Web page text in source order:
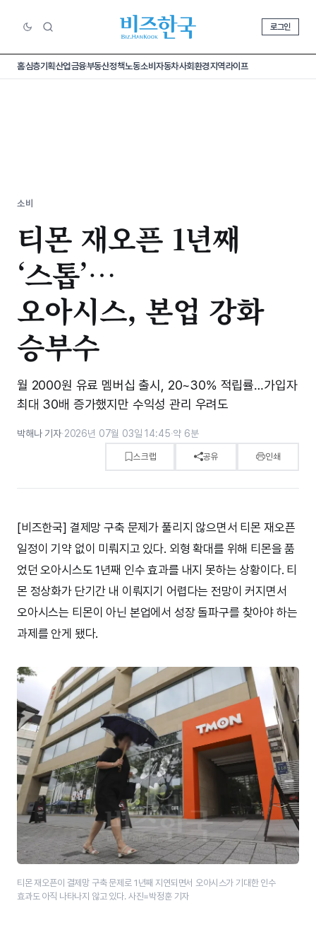
로그인
홈심층기획산업금융부동산정책노동소비 자동차사회환경지역라이프
소비
티몬 재오픈 1년째
‘스톱’…
오아시스, 본업 강화
승부수
월 2000원 유료 멤버십 출시, 20~30% 적립률…가입자
최대 30배 증가했지만 수익성 관리 우려도
박해나 기자·2026년 07월 03일 14:45·약 6분
스크랩 공유 인쇄
[비즈한국] 결제망 구축 문제가 풀리지 않으면서 티몬 재오픈
일정이 기약 없이 미뤄지고 있다. 외형 확대를 위해 티몬을 품
었던 오아시스도 1년째 인수 효과를 내지 못하는 상황이다. 티
몬 정상화가 단기간 내 이뤄지기 어렵다는 전망이 커지면서
오아시스는 티몬이 아닌 본업에서 성장 돌파구를 찾아야 하는
과제를 안게 됐다.
티몬 재오픈이 결제망 구축 문제로 1년째 지연되면서 오아시스가 기대한 인수
효과도 아직 나타나지 않고 있다. 사진=박정훈 기자